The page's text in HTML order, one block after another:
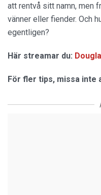
att rentvå sitt namn, men
vänner eller fiender. Och
egentligen?
Här streamar du:
För fler tips, missa inte